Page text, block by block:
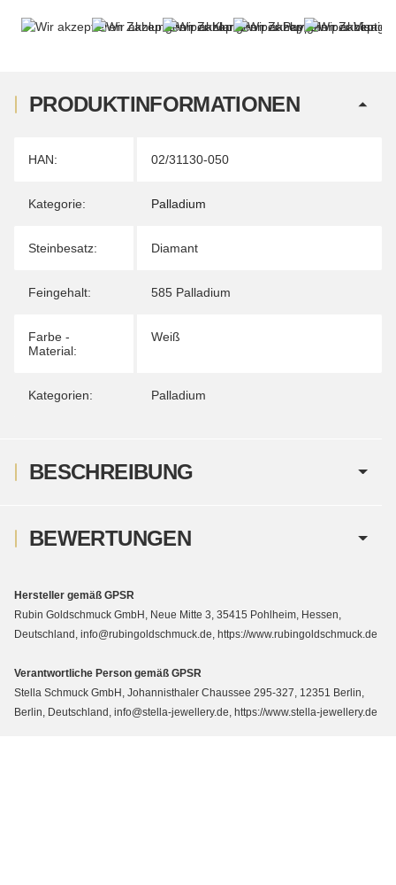
PRODUKTINFORMATIONEN
Produkteigenschaft
Wert
HAN: 02/31130-050
Kategorie: Palladium
Steinbesatz: Diamant
Feingehalt: 585 Palladium
Farbe -
Material:
Weiß
Kategorien: Palladium
BESCHREIBUNG
BEWERTUNGEN
Hersteller gemäß GPSR
Rubin Goldschmuck GmbH, Neue Mitte 3, 35415 Pohlheim, Hessen,
Deutschland, info@rubingoldschmuck.de, https://www.rubingoldschmuck.de
Verantwortliche Person gemäß GPSR
Stella Schmuck GmbH, Johannisthaler Chaussee 295-327, 12351 Berlin,
Berlin, Deutschland, info@stella-jewellery.de, https://www.stella-jewellery.de